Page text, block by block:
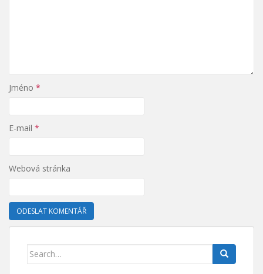
Jméno *
E-mail *
Webová stránka
Search for: